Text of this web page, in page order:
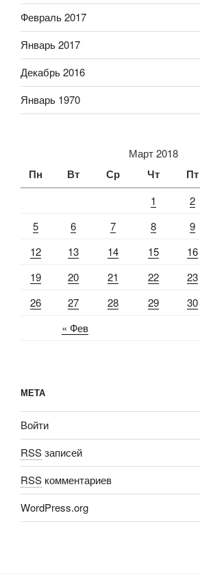
Февраль 2017
Январь 2017
Декабрь 2016
Январь 1970
Март 2018
Пн Вт Ср Чт Пт
« Фев
1 2
5
6 7 8 9
12
13 14 15 16
19
20 21 22 23
26
27 28 29 30
МЕТА
Войти
RSSзаписей
RSS комментариев
WordPress.org